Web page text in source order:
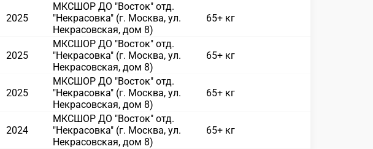
2025
МКСШОР ДО "Восток" отд.
"Некрасовка" (г. Москва, ул.
Некрасовская, дом 8)
65+ кг
2025
МКСШОР ДО "Восток" отд.
"Некрасовка" (г. Москва, ул.
Некрасовская, дом 8)
65+ кг
2025
МКСШОР ДО "Восток" отд.
"Некрасовка" (г. Москва, ул.
Некрасовская, дом 8)
65+ кг
2024
МКСШОР ДО "Восток" отд.
"Некрасовка" (г. Москва, ул.
Некрасовская, дом 8)
65+ кг